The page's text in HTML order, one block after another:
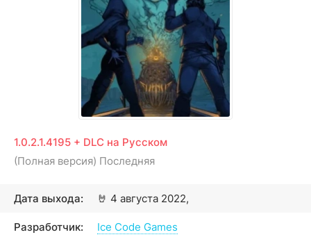
1.0.2.1.4195 + DLC на Русском
(Полная версия) Последняя
🤘
Дата выхода: 4 августа 2022,
Разработчик: Ice Code Games